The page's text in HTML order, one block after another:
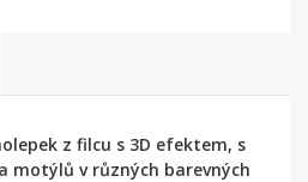
z filcu s 3D efektem, s
motýlů v různých barevných